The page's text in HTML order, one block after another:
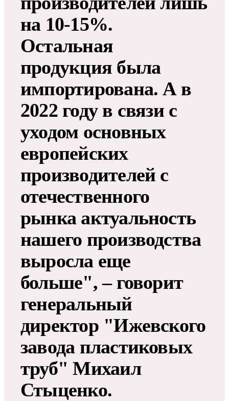
на 10-15%.
Остальная
продукция была
импортирована. А в
2022 году в связи с
уходом основных
европейских
производителей с
отечественного
рынка актуальность
нашего производства
выросла еще
больше", – говорит
генеральный
директор "Ижевского
завода пластиковых
труб" Михаил
Стыценко.